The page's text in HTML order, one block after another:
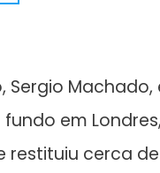
em
cerca